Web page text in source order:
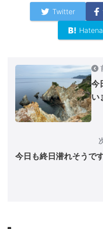
Twitter
Hatena
今
い
今日も終日潜れそうで